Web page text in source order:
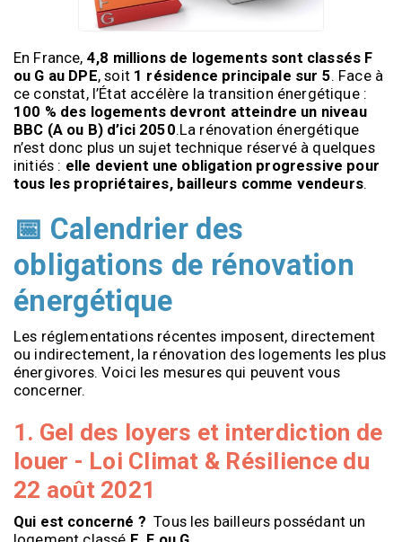
En France, 4,8 millions de logements sont classés F
ou G au DPE, soit 1 résidence principale sur 5. Face à
100 % des logements devront atteindre un niveau
BBC (A ou B) d’ici 2050.La rénovation énergétique
n’est donc plus un sujet technique réservé à quelques
initiés : elle devient une obligation progressive pour
tous les propriétaires, bailleurs comme vendeurs.
📅 Calendrier des
obligations de rénovation
énergétique
Les réglementations récentes imposent, directement
ou indirectement, la rénovation des logements les plus
énergivores. Voici les mesures qui peuvent vous
concerner.
1. Gel des loyers et interdiction de
louer - Loi Climat & Résilience du
22 août 2021
Qui est concerné ? Tous les bailleurs possédant un